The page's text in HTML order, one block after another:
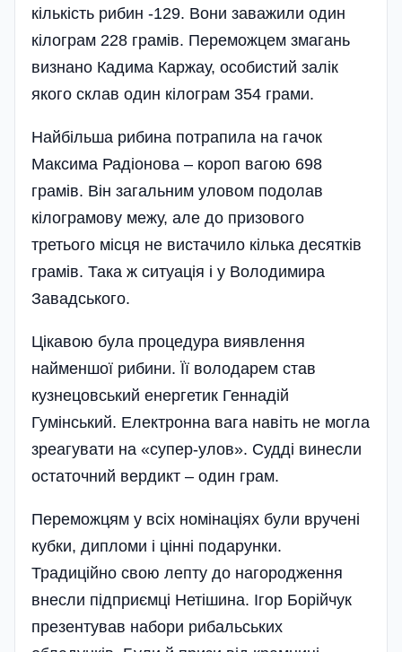
кількість рибин -129. Вони заважили один
кілограм 228 грамів. Переможцем змагань
визнано Кадима Каржау, особистий залік
якого склав один кілограм 354 грами.
Найбільша рибина потрапила на гачок
Максима Радіонова – короп вагою 698
грамів. Він загальним уловом подолав
кілограмову межу, але до призового
третього місця не вистачило кілька десятків
грамів. Така ж ситуація і у Володимира
Завадського.
Цікавою була процедура виявлення
найменшої рибини. Її володарем став
кузнецовський енергетик Геннадій
Гумінський. Електронна вага навіть не могла
зреагувати на «супер-улов». Судді винесли
остаточний вердикт – один грам.
Переможцям у всіх номінаціях були вручені
кубки, дипломи і цінні подарунки.
Традиційно свою лепту до нагородження
внесли підпри­ємці Нетішина. Ігор Борійчук
презентував набори рибальських